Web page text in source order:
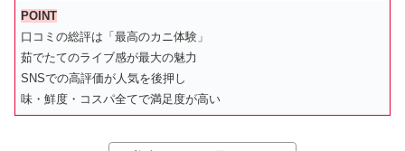
POINT
口コミの総評は「最高のカニ体験」
茹でたてのライブ感が最大の魅力
SNSでの高評価が人気を後押し
味・鮮度・コスパ全てで満足度が高い